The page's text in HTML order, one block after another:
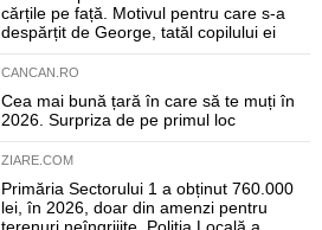
cărțile pe față. Motivul pentru care s-a
despărțit de George, tatăl copilului ei
CANCAN.RO
Cea mai bună țară în care să te muți în
2026. Surpriza de pe primul loc
ZIARE.COM
Primăria Sectorului 1 a obținut 760.000
lei, în 2026, doar din amenzi pentru